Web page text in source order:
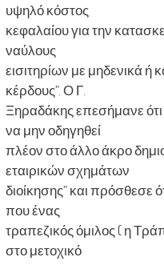
υψηλό κόστος
κεφαλαίου για την
ναύλους
εισιτηρίων με μηδενικά ή
κέρδους”. Ο Γ.
Ξηραδάκης επεσήμανε
να μην οδηγηθεί
πλέον στο άλλο άκρο
εταιρικών σχημάτων
διοίκησης” και πρόσθεσε
που ένας
τραπεζικός όμιλος ( η
στο μετοχικό